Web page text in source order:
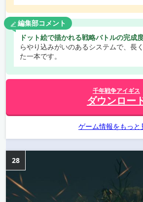
編集部コメント
ドット絵で描かれる戦略バトルの完成
らやり込みがいのあるシステムで、長
た一本です。
千年戦争アイギス
ダウンロー
ゲーム情報をもっと
28